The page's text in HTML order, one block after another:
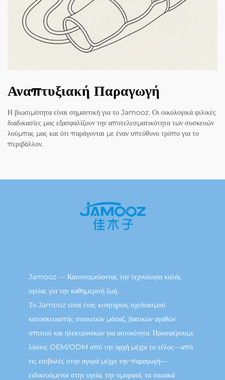
Αναπτυξιακή Παραγωγή
Η βιωσιμότητα είναι σημαντική για το Jamooz. Οι οικολογικά φιλικές
διαδικασίες μας εξασφαλίζουν την αποτελεσματικότητα των συσκευών
λούμπας μας και ότι παράγονται με έναν υπεύθυνο τρόπο για το
περιβάλλον.
Jamooz — Καινοτομεύοντας την τεχνολογία καλής
υγείας για την καθημερινή ζωή.
Το Jamooz είναι ένας κινητήριος σχεδιασμού
κατασκευαστής συσκευών μάσαζ, βασικών αγαθών
σπιτιού και ηλεκτρονικών για αυτοκίνητα. Προσφέρουμε
λύσεις OEM/ODM από την αρχή μέχρι το τέλος—από
τις εισβολές στην αγορά μέχρι την παραγωγή—
ειδικευόμενοι στην υγεία, την ομορφιά, τα οικιακά